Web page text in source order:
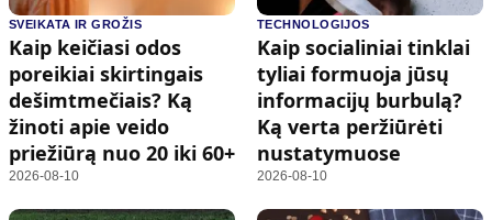
SVEIKATA IR GROŽIS
Kaip keičiasi odos
poreikiai skirtingais
dešimtmečiais? Ką
žinoti apie veido
priežiūrą nuo 20 iki 60+
2026-08-10
TECHNOLOGIJOS
Kaip socialiniai tinklai
tyliai formuoja jūsų
informacijų burbulą?
Ką verta peržiūrėti
nustatymuose
2026-08-10